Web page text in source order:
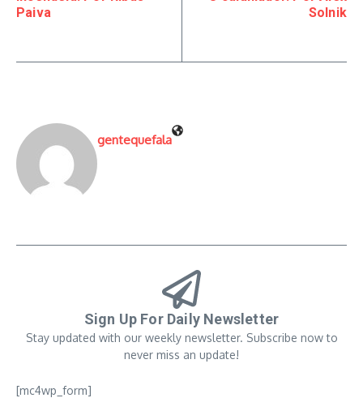
Paiva
Solnik
gentequefala
Sign Up For Daily Newsletter
Stay updated with our weekly newsletter. Subscribe now to
never miss an update!
[mc4wp_form]